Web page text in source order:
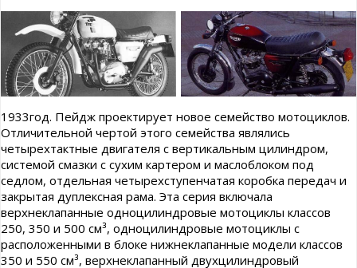
1933год. Пейдж проектирует новое семейство мотоциклов.
Отличительной чертой этого семейства являлись
четырехтактные двигателя с вертикальным цилиндром,
системой смазки с сухим картером и маслоблоком под
седлом, отдельная четырехступенчатая коробка передач и
закрытая дуплексная рама. Эта серия включала
верхнеклапанные одноцилиндровые мотоциклы классов
250, 350 и 500 см³, одноцилиндровые мотоциклы с
расположенными в блоке нижнеклапанные модели классов
350 и 550 см³, верхнеклапанный двухцилиндровый